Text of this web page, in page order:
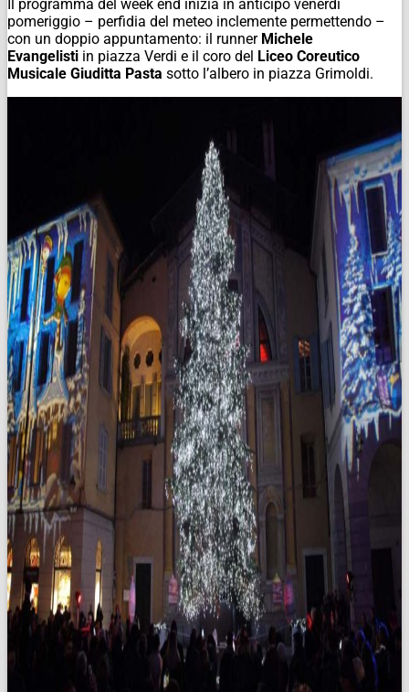
Il programma del week end inizia in anticipo venerdì
pomeriggio – perfidia del meteo inclemente permettendo –
con un doppio appuntamento: il runner Michele
Evangelisti in piazza Verdi e il coro del Liceo Coreutico
Musicale Giuditta Pasta sotto l’albero in piazza Grimoldi.